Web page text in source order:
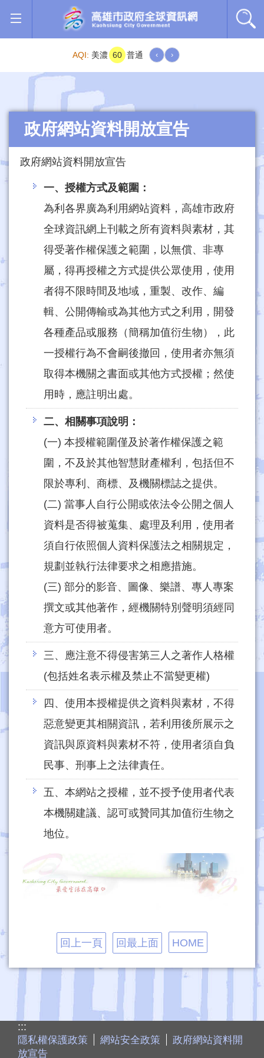
跳到主要內容區塊
AQI: 美濃 60 普通 ‹ ›
政府網站資料開放宣告
政府網站資料開放宣告
一、授權方式及範圍：
為利各界廣為利用網站資料，高雄市政府
全球資訊網上刊載之所有資料與素材，其
得受著作權保護之範圍，以無償、非專
屬，得再授權之方式提供公眾使用，使用
者得不限時間及地域，重製、改作、編
輯、公開傳輸或為其他方式之利用，開發
各種產品或服務（簡稱加值衍生物），此
一授權行為不會嗣後撤回，使用者亦無須
取得本機關之書面或其他方式授權；然使
用時，應註明出處。
二、相關事項說明：
(一) 本授權範圍僅及於著作權保護之範
圍，不及於其他智慧財產權利，包括但不
限於專利、商標、及機關標誌之提供。
(二) 當事人自行公開或依法令公開之個人
資料是否得被蒐集、處理及利用，使用者
須自行依照個人資料保護法之相關規定，
規劃並執行法律要求之相應措施。
(三) 部分的影音、圖像、樂譜、專人專案
撰文或其他著作，經機關特別聲明須經同
意方可使用者。
三、應注意不得侵害第三人之著作人格權
(包括姓名表示權及禁止不當變更權)
四、使用本授權提供之資料與素材，不得
惡意變更其相關資訊，若利用後所展示之
資訊與原資料與素材不符，使用者須自負
民事、刑事上之法律責任。
五、本網站之授權，並不授予使用者代表
本機關建議、認可或贊同其加值衍生物之
地位。
回上一頁 回最上面 HOME
:::
隱私權保護政策 網站安全政策
政府網站資料開
放宣告